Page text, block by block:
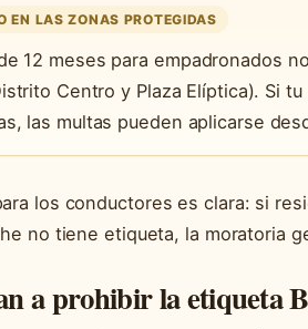
EN LAS ZONAS PROTEGIDAS
12 meses para empadronados
Centro y Plaza Elíptica). Si
las multas pueden aplicarse
los conductores es clara: si
no tiene etiqueta, la moratoria
a prohibir la etiqueta